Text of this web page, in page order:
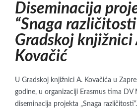
Diseminacija
“Snaga
Gradskoj knjižnici
Kovačić
U Gradskoj knjižnici A. Kovačića u
godine, u organizaciji Erasmus tima DV
diseminacija projekta „Snaga različitosti“.